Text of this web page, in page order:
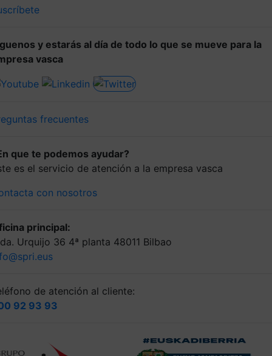
y estarás al día de todo lo que se mueve para la
vasca
frecuentes
que te podemos ayudar?
es el servicio de atención a la empresa vasca
con nosotros
principal:
Urquijo 36 4ª planta 48011 Bilbao
de atención al cliente:
92 93 93